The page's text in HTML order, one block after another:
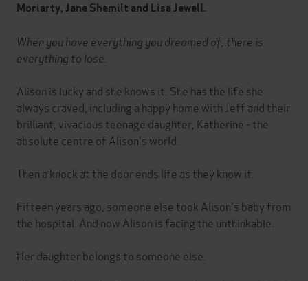
Moriarty, Jane Shemilt and Lisa Jewell.
When you have everything you dreamed of, there is
everything to lose.
Alison is lucky and she knows it. She has the life she
always craved, including a happy home with Jeff and their
brilliant, vivacious teenage daughter, Katherine - the
absolute centre of Alison's world.
Then a knock at the door ends life as they know it.
Fifteen years ago, someone else took Alison's baby from
the hospital. And now Alison is facing the unthinkable.
Her daughter belongs to someone else.